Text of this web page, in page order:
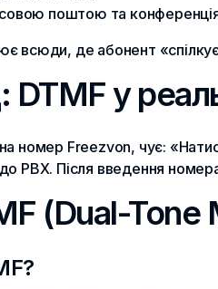
поштою та
всюди, де абонент
у
номер Freezvon, чує:
PBX. Після введення
(Dual-